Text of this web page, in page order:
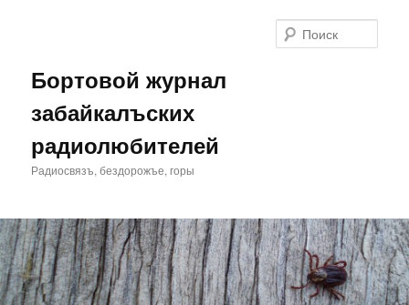
Бортовой журнал
забайкалъских
радиолюбителей
Радиосвязъ, бездорожъе, горы